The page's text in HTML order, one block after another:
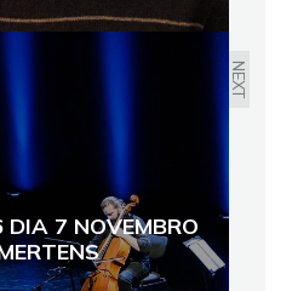
NEXT
DIA 7 NOVEMBRO